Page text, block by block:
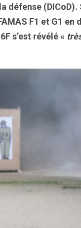
défense
F1 et G1
s’est révélé «